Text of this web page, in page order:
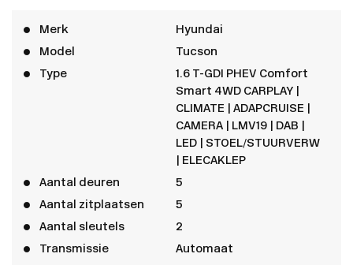
Merk
Hyundai
Model
Tucson
Type
1.6 T-GDI PHEV Comfort
Smart 4WD CARPLAY |
CLIMATE | ADAPCRUISE |
CAMERA | LMV19 | DAB |
LED | STOEL/STUURVERW
| ELECAKLEP
Aantal deuren
5
Aantal zitplaatsen
5
Aantal sleutels
2
Transmissie
Automaat